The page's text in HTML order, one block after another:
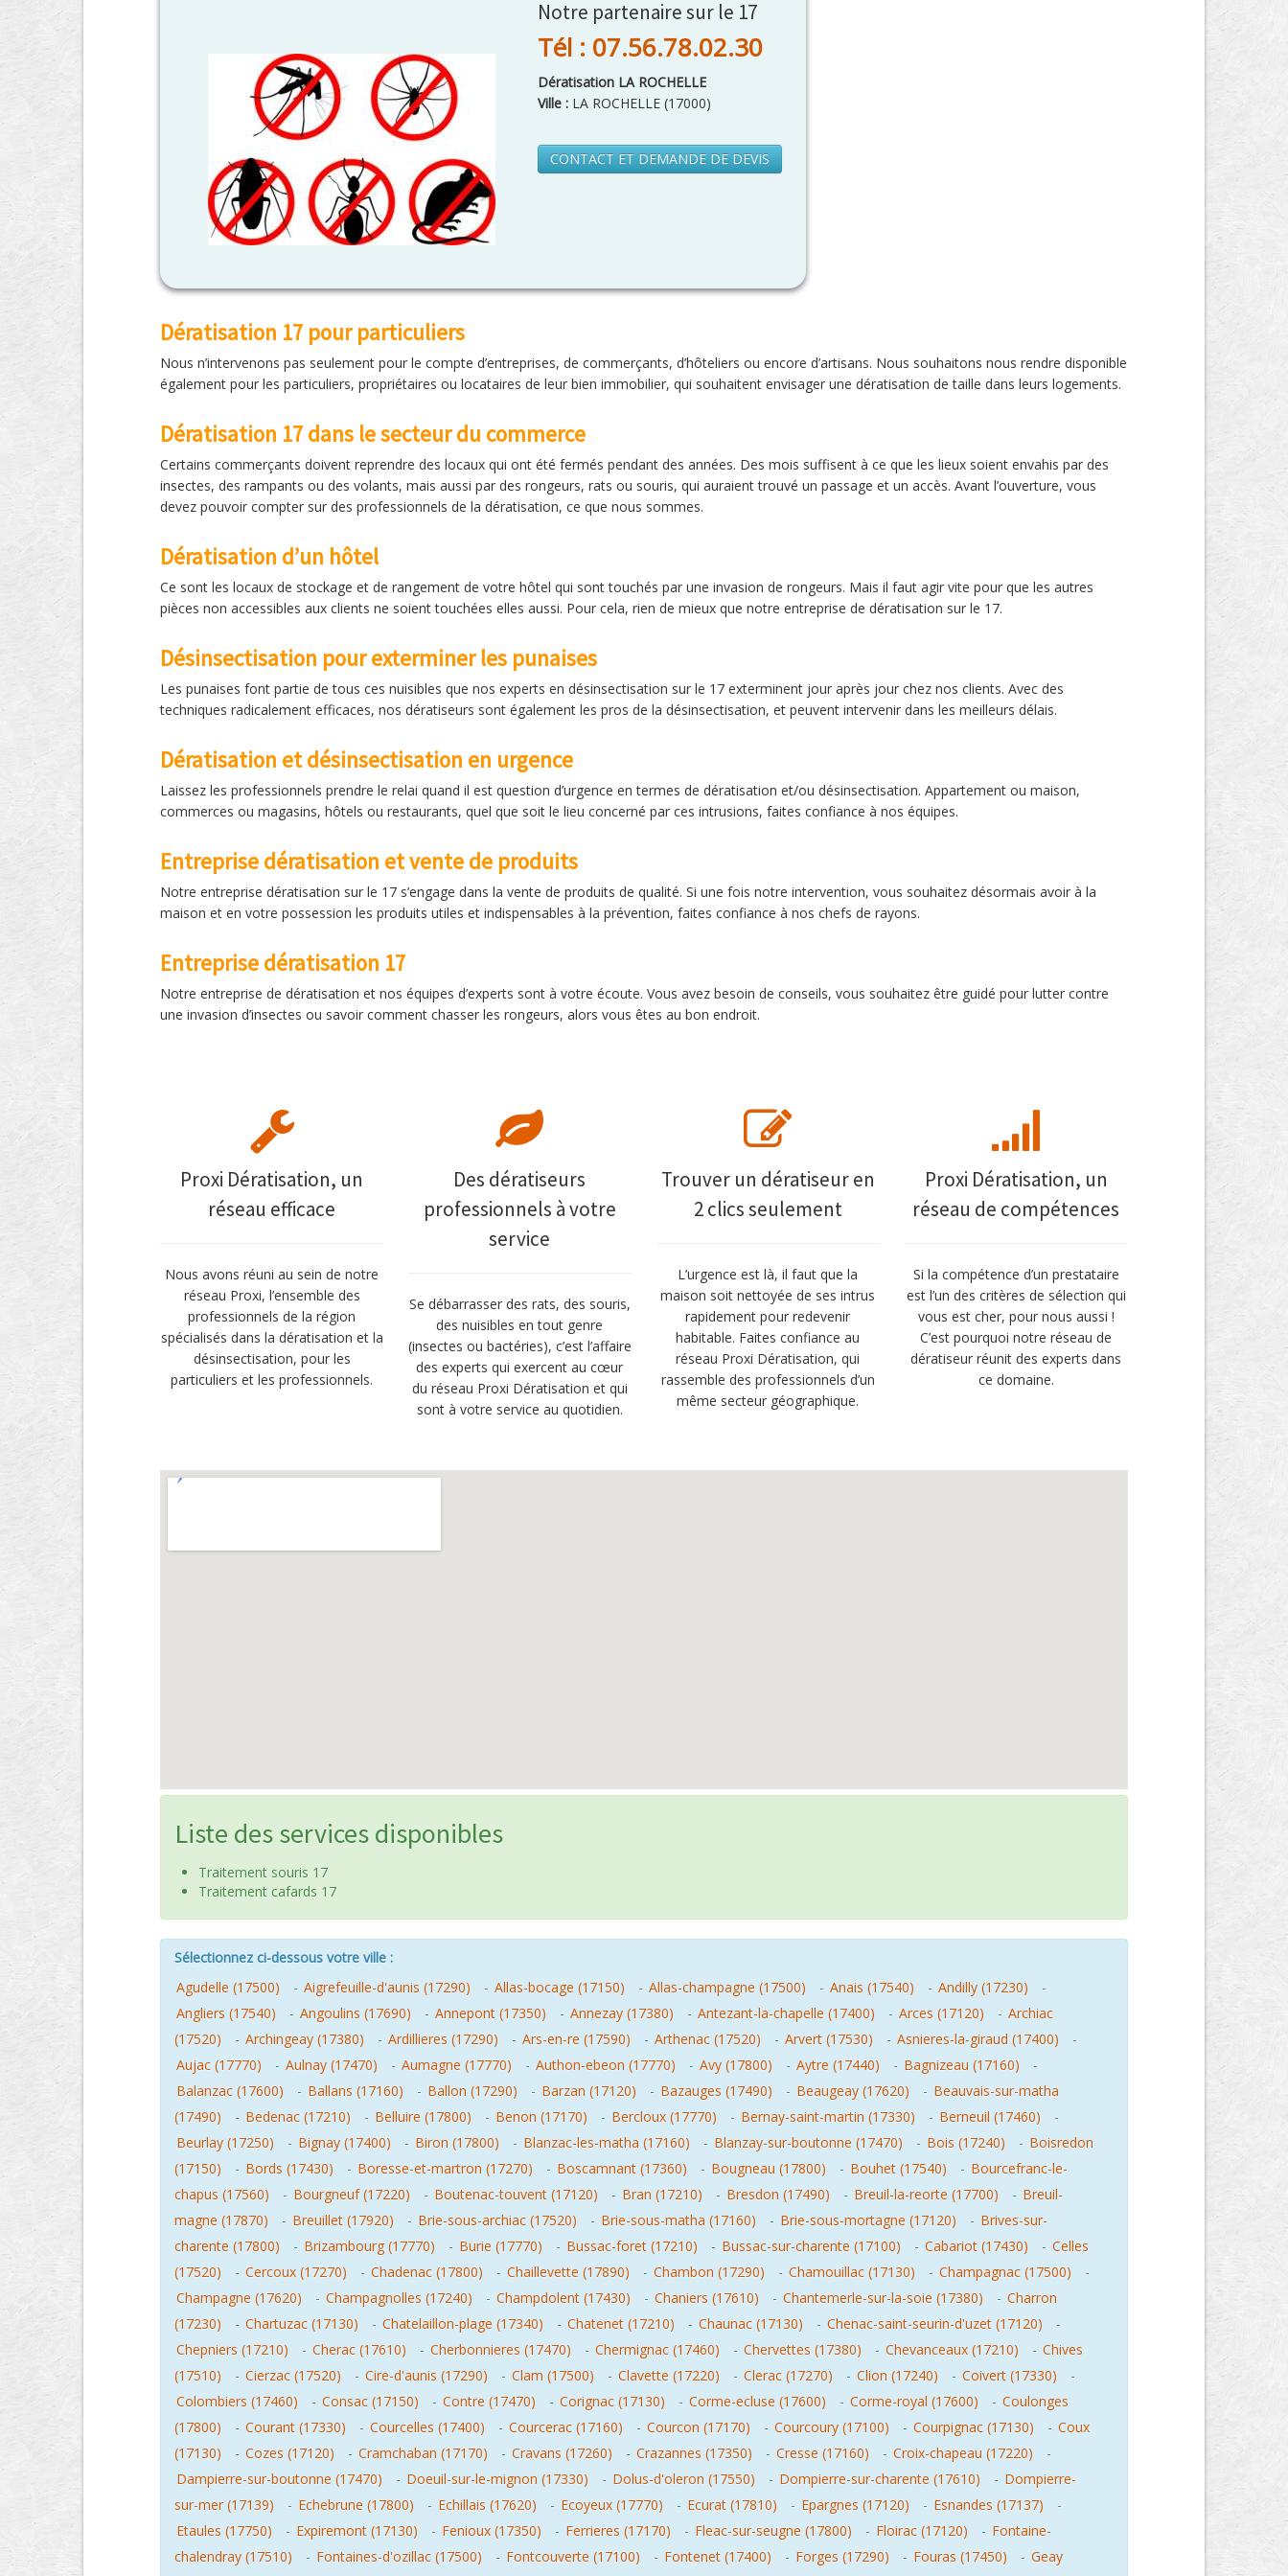
Notre partenaire sur le 17
Tél : 07.56.78.02.30
Dératisation LA ROCHELLE
Ville : LA ROCHELLE (17000)
CONTACT ET DEMANDE DE DEVIS
Dératisation 17 pour particuliers
Nous n’intervenons pas seulement pour le compte d’entreprises, de commerçants, d’hôteliers ou encore d’artisans. Nous souhaitons nous rendre disponible
également pour les particuliers, propriétaires ou locataires de leur bien immobilier, qui souhaitent envisager une dératisation de taille dans leurs logements.
Dératisation 17 dans le secteur du commerce
Certains commerçants doivent reprendre des locaux qui ont été fermés pendant des années. Des mois suffisent à ce que les lieux soient envahis par des
insectes, des rampants ou des volants, mais aussi par des rongeurs, rats ou souris, qui auraient trouvé un passage et un accès. Avant l’ouverture, vous
devez pouvoir compter sur des professionnels de la dératisation, ce que nous sommes.
Dératisation d’un hôtel
Ce sont les locaux de stockage et de rangement de votre hôtel qui sont touchés par une invasion de rongeurs. Mais il faut agir vite pour que les autres
pièces non accessibles aux clients ne soient touchées elles aussi. Pour cela, rien de mieux que notre entreprise de dératisation sur le 17.
Désinsectisation pour exterminer les punaises
Les punaises font partie de tous ces nuisibles que nos experts en désinsectisation sur le 17 exterminent jour après jour chez nos clients. Avec des
techniques radicalement efficaces, nos dératiseurs sont également les pros de la désinsectisation, et peuvent intervenir dans les meilleurs délais.
Dératisation et désinsectisation en urgence
Laissez les professionnels prendre le relai quand il est question d’urgence en termes de dératisation et/ou désinsectisation. Appartement ou maison,
commerces ou magasins, hôtels ou restaurants, quel que soit le lieu concerné par ces intrusions, faites confiance à nos équipes.
Entreprise dératisation et vente de produits
Notre entreprise dératisation sur le 17 s’engage dans la vente de produits de qualité. Si une fois notre intervention, vous souhaitez désormais avoir à la
maison et en votre possession les produits utiles et indispensables à la prévention, faites confiance à nos chefs de rayons.
Entreprise dératisation 17
Notre entreprise de dératisation et nos équipes d’experts sont à votre écoute. Vous avez besoin de conseils, vous souhaitez être guidé pour lutter contre
une invasion d’insectes ou savoir comment chasser les rongeurs, alors vous êtes au bon endroit.
Proxi Dératisation, un
réseau efficace
Nous avons réuni au sein de notre
réseau Proxi, l’ensemble des
professionnels de la région
spécialisés dans la dératisation et la
désinsectisation, pour les
particuliers et les professionnels.
Des dératiseurs
professionnels à votre
service
Se débarrasser des rats, des souris,
des nuisibles en tout genre
(insectes ou bactéries), c’est l’affaire
des experts qui exercent au cœur
du réseau Proxi Dératisation et qui
sont à votre service au quotidien.
Trouver un dératiseur en
2 clics seulement
L’urgence est là, il faut que la
maison soit nettoyée de ses intrus
rapidement pour redevenir
habitable. Faites confiance au
réseau Proxi Dératisation, qui
rassemble des professionnels d’un
même secteur géographique.
Proxi Dératisation, un
réseau de compétences
Si la compétence d’un prestataire
est l’un des critères de sélection qui
vous est cher, pour nous aussi !
C’est pourquoi notre réseau de
dératiseur réunit des experts dans
ce domaine.
Liste des services disponibles
Traitement souris 17
Traitement cafards 17
Sélectionnez ci-dessous votre ville :
Agudelle (17500)
- Aigrefeuille-d'aunis (17290) - Allas-bocage (17150) - Allas-champagne (17500) - Anais (17540) - Andilly (17230)
-
Angliers (17540)
- Angoulins (17690) - Annepont (17350) - Annezay (17380) - Antezant-la-chapelle (17400) - Arces (17120) - Archiac
(17520)
- Archingeay (17380) - Ardillieres (17290) - Ars-en-re (17590) - Arthenac (17520) - Arvert (17530) - Asnieres-la-giraud (17400)
-
Aujac (17770)
- Aulnay (17470) - Aumagne (17770) - Authon-ebeon (17770) - Avy (17800) - Aytre (17440) - Bagnizeau (17160)
-
Balanzac (17600)
- Ballans (17160) - Ballon (17290) - Barzan (17120) - Bazauges (17490) - Beaugeay (17620) - Beauvais-sur-matha
(17490)
- Bedenac (17210) - Belluire (17800) - Benon (17170) - Bercloux (17770) - Bernay-saint-martin (17330) - Berneuil (17460)
-
Beurlay (17250)
- Bignay (17400) - Biron (17800) - Blanzac-les-matha (17160) - Blanzay-sur-boutonne (17470) - Bois (17240) - Boisredon
(17150)
- Bords (17430) - Boresse-et-martron (17270) - Boscamnant (17360) - Bougneau (17800) - Bouhet (17540) - Bourcefranc-le-
chapus (17560)
- Bourgneuf (17220) - Boutenac-touvent (17120) - Bran (17210) - Bresdon (17490) - Breuil-la-reorte (17700) - Breuil-
magne (17870)
- Breuillet (17920) - Brie-sous-archiac (17520) - Brie-sous-matha (17160) - Brie-sous-mortagne (17120) - Brives-sur-
charente (17800)
- Brizambourg (17770) - Burie (17770) - Bussac-foret (17210) - Bussac-sur-charente (17100) - Cabariot (17430) - Celles
(17520)
- Cercoux (17270) - Chadenac (17800) - Chaillevette (17890) - Chambon (17290) - Chamouillac (17130) - Champagnac (17500)
-
Champagne (17620)
- Champagnolles (17240) - Champdolent (17430) - Chaniers (17610) - Chantemerle-sur-la-soie (17380) - Charron
(17230)
- Chartuzac (17130) - Chatelaillon-plage (17340) - Chatenet (17210) - Chaunac (17130) - Chenac-saint-seurin-d'uzet (17120)
-
Chepniers (17210)
- Cherac (17610) - Cherbonnieres (17470) - Chermignac (17460) - Chervettes (17380) - Chevanceaux (17210) - Chives
(17510)
- Cierzac (17520) - Cire-d'aunis (17290) - Clam (17500) - Clavette (17220) - Clerac (17270) - Clion (17240) - Coivert (17330)
-
Colombiers (17460)
- Consac (17150) - Contre (17470) - Corignac (17130) - Corme-ecluse (17600) - Corme-royal (17600) - Coulonges
(17800)
- Courant (17330) - Courcelles (17400) - Courcerac (17160) - Courcon (17170) - Courcoury (17100) - Courpignac (17130) - Coux
(17130)
- Cozes (17120) - Cramchaban (17170) - Cravans (17260) - Crazannes (17350) - Cresse (17160) - Croix-chapeau (17220)
-
Dampierre-sur-boutonne (17470)
- Doeuil-sur-le-mignon (17330) - Dolus-d'oleron (17550) - Dompierre-sur-charente (17610) - Dompierre-
sur-mer (17139)
- Echebrune (17800) - Echillais (17620) - Ecoyeux (17770) - Ecurat (17810) - Epargnes (17120) - Esnandes (17137)
-
Etaules (17750)
- Expiremont (17130) - Fenioux (17350) - Ferrieres (17170) - Fleac-sur-seugne (17800) - Floirac (17120) - Fontaine-
chalendray (17510)
- Fontaines-d'ozillac (17500) - Fontcouverte (17100) - Fontenet (17400) - Forges (17290) - Fouras (17450) - Geay